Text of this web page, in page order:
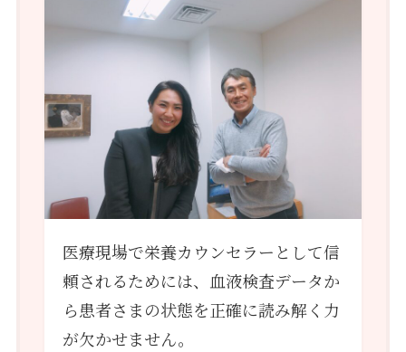
医療現場で栄養カウンセラーとして信
頼されるためには、血液検査データか
ら患者さまの状態を正確に読み解く力
が欠かせません。